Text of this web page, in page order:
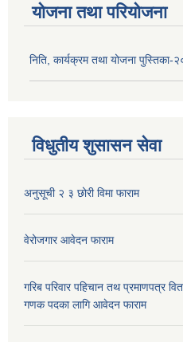
योजना तथा परियोजना
निति, कार्यक्रम तथा योजना पुस्तिका-
विधुतीय शुसासन सेवा
अनुसूची २ ३ छोरी विमा फाराम
वेरोजगार आवेदन फाराम
गरिब परिवार पहिचान तथ प्रमाणपत्र
गणक पदका लागि आवेदन फाराम